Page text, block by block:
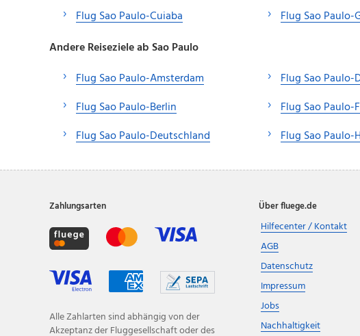
Flug Sao Paulo-Cuiaba
Flug Sao Paulo-
Andere Reiseziele ab Sao Paulo
Flug Sao Paulo-Amsterdam
Flug Sao Paulo-Berlin
Flug Sao Paulo-Deutschland
Flug Sao Paulo-
Flug Sao Paulo-
Flug Sao Paulo-